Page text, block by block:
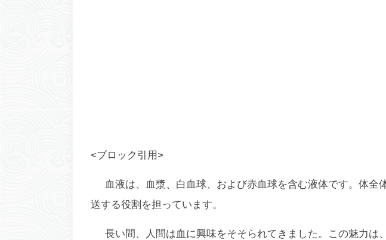
<ブロック引用>
血液は、血漿、白血球、および赤血球を含む液体です。体全
送する役割を担っています。
長い間、人間は血に興味をそそられてきました。この魅力は